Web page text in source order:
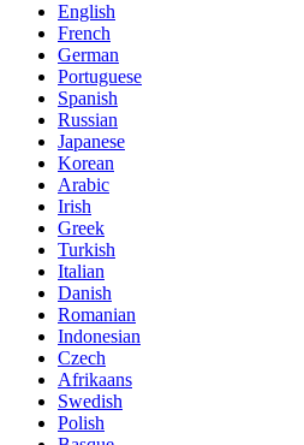
English
French
German
Portuguese
Spanish
Russian
Japanese
Korean
Arabic
Irish
Greek
Turkish
Italian
Danish
Romanian
Indonesian
Czech
Afrikaans
Swedish
Polish